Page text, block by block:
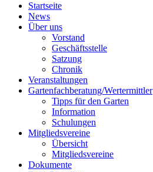
Startseite
News
Über uns
Vorstand
Geschäftsstelle
Satzung
Chronik
Veranstaltungen
Gartenfachberatung/Wertermittler
Tipps für den Garten
Information
Schulungen
Mitgliedsvereine
Übersicht
Mitgliedsvereine
Dokumente